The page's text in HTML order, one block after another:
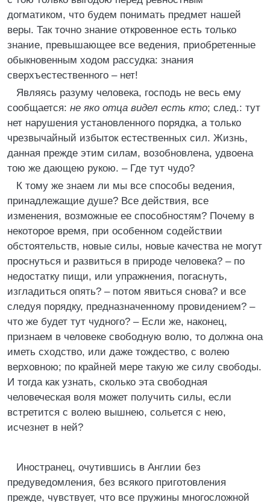
догматиком, что будем понимать предмет нашей
веры. Так точно знание откровенное есть только
знание, превышающее все ведения, приобретенные
обыкновенным ходом рассудка: знания
сверхъестественного – нет!
Являясь разуму человека, господь не весь ему
сообщается: не яко отца видел есть кто; след.: тут
нет нарушения установленного порядка, а только
чрезвычайный избыток естественных сил. Жизнь,
данная прежде этим силам, возобновлена, удвоена
тою же дающею рукою. – Где тут чудо?
К тому же знаем ли мы все способы ведения,
принадлежащие душе? Все действия, все
изменения, возможные ее способностям? Почему в
некоторое время, при особенном содействии
обстоятельств, новые силы, новые качества не могут
проснуться и развиться в природе человека? – по
недостатку пищи, или упражнения, погаснуть,
изгладиться опять? – потом явиться снова? и все
следуя порядку, предназначенному провидением? –
что же будет тут чудного? – Если же, наконец,
признаем в человеке свободную волю, то должна она
иметь сходство, или даже тождество, с волею
верховною; по крайней мере такую же силу свободы.
И тогда как узнать, сколько эта свободная
человеческая воля может получить силы, если
встретится с волею вышнею, сольется с нею,
исчезнет в ней?
Иностранец, очутившись в Англии без
предуведомления, без всякого приготовления
прежде, чувствует, что все пружины многосложной